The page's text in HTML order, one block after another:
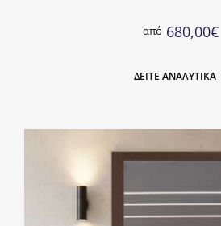
από 680,00€
ΔΕΊΤΕ ΑΝΑΛΥΤΙΚΆ